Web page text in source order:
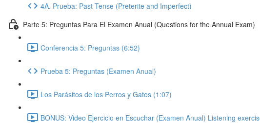
4A. Prueba: Past Tense (Preterite and Imperfect)
Parte 5: Preguntas Para El Examen Anual (Questions for the Annual Exam)
Conferencia 5: Preguntas (6:52)
Prueba 5: Preguntas (Examen Anual)
Los Parásitos de los Perros y Gatos (1:07)
BONUS: Video Ejercicio en Escuchar (Examen Anual) Listening